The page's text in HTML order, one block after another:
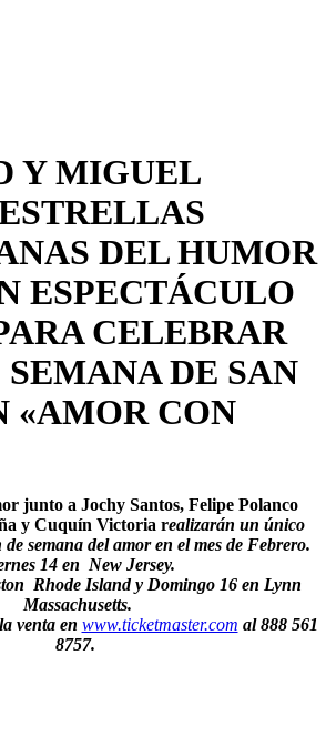
Y MIGUEL
DEL HUMOR
ESPECTÁCULO
CELEBRAR
DE SAN
«AMOR CON
junto a Jochy Santos, Felipe Polanco
y Cuquín Victoria realizarán un único
semana del amor en el mes de Febrero.
14 en New Jersey.
Rhode Island y Domingo 16 en Lynn
Massachusetts.
venta en www.ticketmaster.com al 888 561
8757.